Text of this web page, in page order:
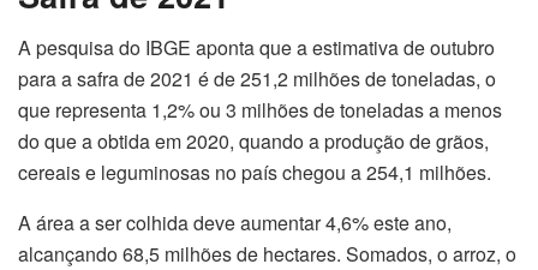
A pesquisa do IBGE aponta que a estimativa de outubro
para a safra de 2021 é de 251,2 milhões de toneladas, o
que representa 1,2% ou 3 milhões de toneladas a menos
do que a obtida em 2020, quando a produção de grãos,
cereais e leguminosas no país chegou a 254,1 milhões.
A área a ser colhida deve aumentar 4,6% este ano,
alcançando 68,5 milhões de hectares. Somados, o arroz, o